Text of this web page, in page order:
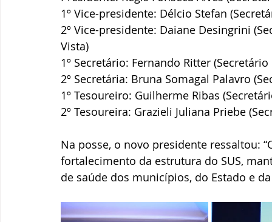
1º Vice-presidente: Délcio Stefan
2º Vice-presidente: Daiane Desingrini
Vista)
1º Secretário: Fernando Ritter
2º Secretária: Bruna Somagal Palavro
1º Tesoureiro: Guilherme Ribas
2º Tesoureira: Grazieli Juliana Priebe
Na posse, o novo presidente ressaltou:
fortalecimento da estrutura do SUS,
de saúde dos municípios, do Estado e